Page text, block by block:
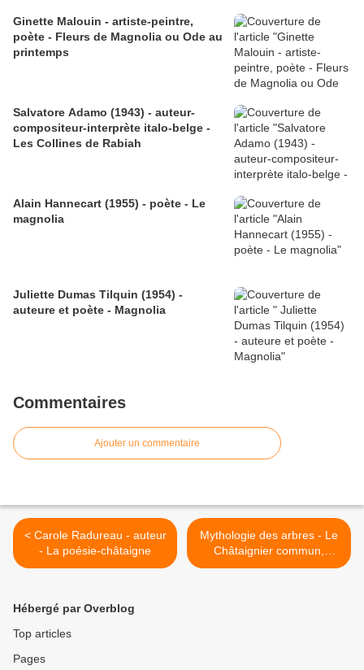
Ginette Malouin - artiste-peintre,
poète - Fleurs de Magnolia ou Ode au
printemps
Salvatore Adamo (1943) - auteur-
compositeur-interprète italo-belge -
Les Collines de Rabiah
Alain Hannecart (1955) - poète - Le
magnolia
Juliette Dumas Tilquin (1954) -
auteure et poète - Magnolia
Commentaires
Ajouter un commentaire
< Carole Radureau - auteur
- La poésie-châtaigne
Mythologie des arbres - Le
Châtaignier commun,
Castanea sativa >
Hébergé par Overblog
Top articles
Pages